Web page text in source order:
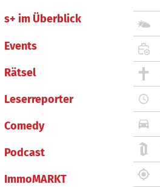
s+ im Überblick
Events
Rätsel
Leserreporter
Comedy
Podcast
ImmoMARKT